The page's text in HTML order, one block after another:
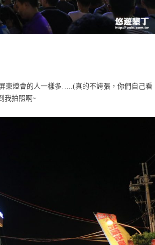
東燈會的人一樣多…..(真的不誇張，你們自己看
我拍照啊~